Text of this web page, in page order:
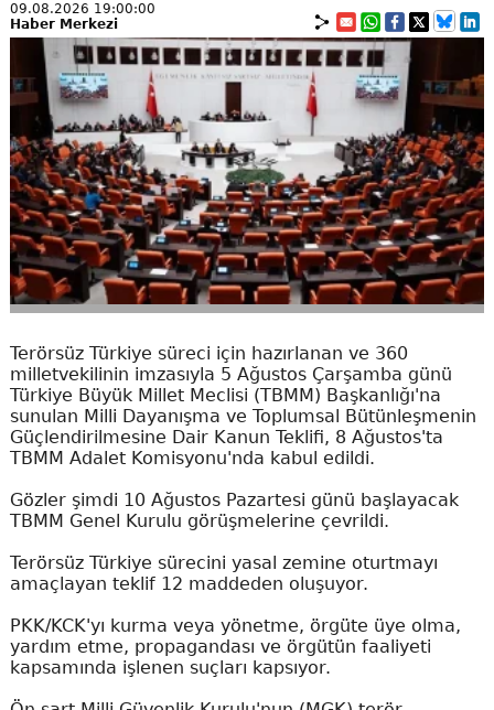
09.08.2026 19:00:00
Haber Merkezi
Terörsüz Türkiye süreci için hazırlanan ve 360
milletvekilinin imzasıyla 5 Ağustos Çarşamba günü
Türkiye Büyük Millet Meclisi (TBMM) Başkanlığı'na
sunulan Milli Dayanışma ve Toplumsal Bütünleşmenin
Güçlendirilmesine Dair Kanun Teklifi, 8 Ağustos'ta
TBMM Adalet Komisyonu'nda kabul edildi.
Gözler şimdi 10 Ağustos Pazartesi günü başlayacak
TBMM Genel Kurulu görüşmelerine çevrildi.
Terörsüz Türkiye sürecini yasal zemine oturtmayı
amaçlayan teklif 12 maddeden oluşuyor.
PKK/KCK'yı kurma veya yönetme, örgüte üye olma,
yardım etme, propagandası ve örgütün faaliyeti
kapsamında işlenen suçları kapsıyor.